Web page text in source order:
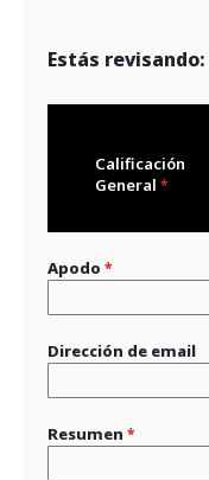
Estás revisando:
Calificación
General
Apodo
Dirección de email
Resumen